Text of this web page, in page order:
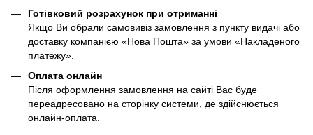
Готівковий розрахунок при отриманні
Якщо Ви обрали самовивіз замовлення з пункту видачі або
доставку компанією «Нова Пошта» за умови «Накладеного
платежу».
Оплата онлайн
Після оформлення замовлення на сайті Вас буде
переадресовано на сторінку системи, де здійснюється
онлайн-оплата.